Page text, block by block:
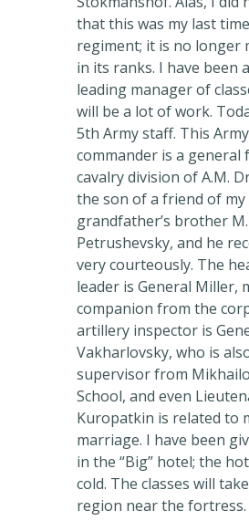
that this was my last
regiment; it is no longer
in its ranks. I have been
leading manager of
will be a lot of work.
5th Army staff. This
commander is a general
cavalry division of A.M.
the son of a friend of my
grandfather’s brother M.
Petrushevsky, and he
very courteously. The
leader is General Miller,
companion from the
artillery inspector is
Vakharlovsky, who is
supervisor from
School, and even
Kuropatkin is related to
marriage. I have been
in the “Big” hotel; the
cold. The classes will
region near the fortress.